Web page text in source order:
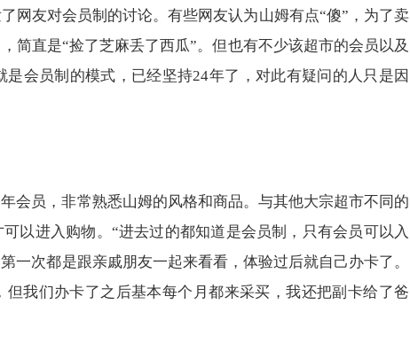
网友对会员制的讨论。有些网友认为山姆有点“傻”，为了卖
简直是“捡了芝麻丢了西瓜”。但也有不少该超市的会员以及
会员制的模式，已经坚持24年了，对此有疑问的人只是因
会员，非常熟悉山姆的风格和商品。与其他大宗超市不同的
以进入购物。“进去过的都知道是会员制，只有会员可以入
一次都是跟亲戚朋友一起来看看，体验过后就自己办卡了。
我们办卡了之后基本每个月都来采买，我还把副卡给了爸